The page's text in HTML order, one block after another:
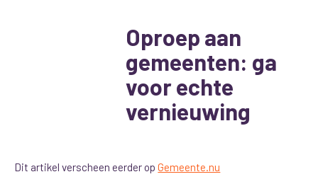
Oproep aan
gemeenten: ga
voor echte
vernieuwing
Dit artikel verscheen eerder opGemeente.nu